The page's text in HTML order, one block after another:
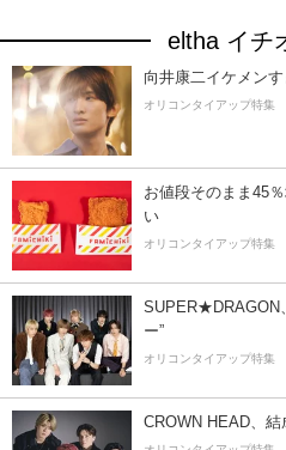
eltha イチ
向井康二イケメン
オリコンタイアップ特集
お値段そのまま45
い
オリコンタイアップ特集
SUPER★DRAGON
ー”
オリコンタイアップ特集
CROWN HEAD、結